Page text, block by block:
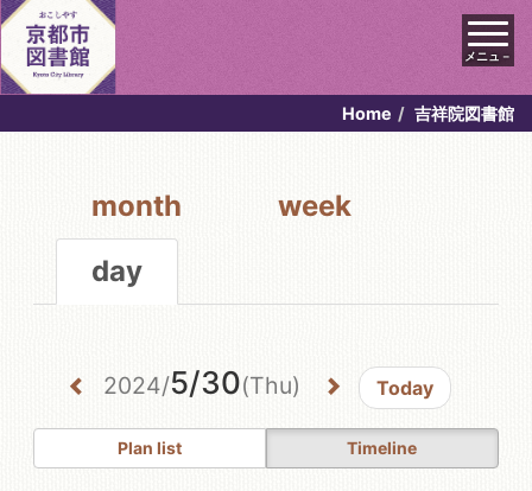
メニュ－
Home 吉祥院図書館
month
week
day
2024/5/30(Thu) Today
Plan list Timeline
00:00
02:00
03:00
05:00
06:00
07:00